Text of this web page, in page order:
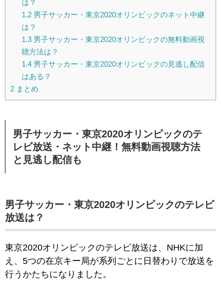
は？
1.2男子サッカー・東京2020オリンピックのネット中継
は？
1.3男子サッカー・東京2020オリンピックの無料動画視
聴方法は？
1.4男子サッカー・東京2020オリンピックの見逃し配信
はある？
2 まとめ
男子サッカー・東京2020オリンピックのテ
レビ放送・ネット中継！無料動画視聴方法
と見逃し配信も
男子サッカー・東京2020オリンピックのテレビ
放送は？
東京2020オリンピックのテレビ放送は、NHKに加
え、5つの在京キー局が系列ごとに日替わりで放送を
行うかたちになりました。